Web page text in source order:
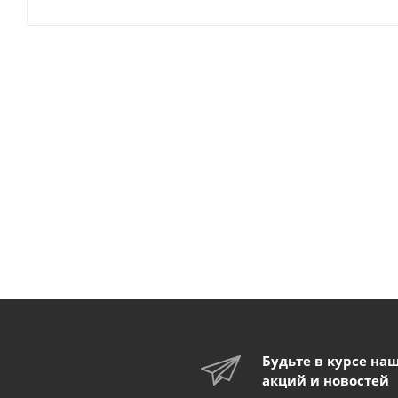
Будьте в курсе
акций и новостей